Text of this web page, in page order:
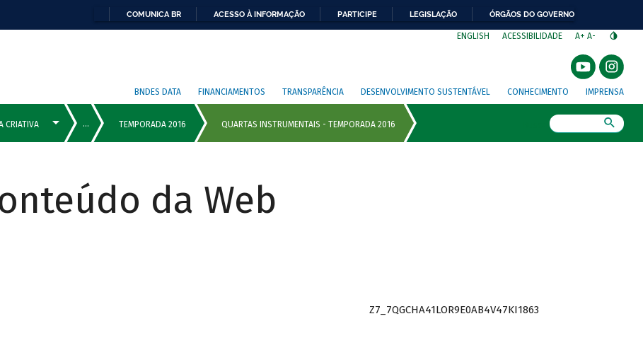
COMUNICA BR ACESSO À INFORMAÇÃO PARTICIPE LEGISLAÇÃO ÓRGÃOS DO GOVERNO
ENGLISH ACESSIBILIDADE A+ A-
BNDES DATA FINANCIAMENTOS TRANSPARÊNCIA DESENVOLVIMENTO SUSTENTÁVEL CONHECIMENTO IMPRENSA
da Web
Z7_7QGCHA41LOR9E0AB4V47KI1863